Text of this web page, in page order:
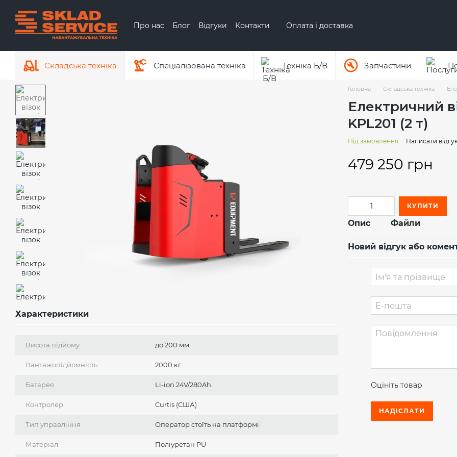
Про нас
Блог Відгуки Контакти
Оплата і доставка
Складська техніка Спеціалізована техніка Техніка Б/В Запчастини
Характеристики
Висота підйому до 200 мм
Вантажопідйомність 2000 кг
Батарея Li-ion 24V/280Ah
Контролер Curtis (США)
Тип управління Оператор стоїть на платформі
Матеріал Поліуретан PU
Головна Складська техніка
Електричний
KPL201 (2 т)
Під замовлення Написати
479 250 грн
КУПИТИ
Опис Файли
Новий відгук або
Оцініть товар
НАДІСЛАТИ